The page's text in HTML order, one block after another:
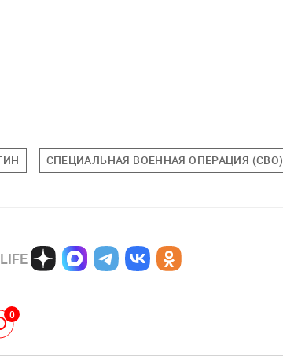
СПЕЦИАЛЬНАЯ ВОЕННАЯ ОПЕРАЦИЯ (СВО)
0